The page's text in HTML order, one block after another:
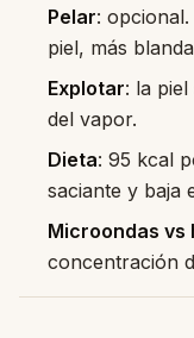
Pelar:
piel, más
Explotar: la
del vapor.
Dieta: 95 kcal
saciante y baja
Microondas vs
concentración